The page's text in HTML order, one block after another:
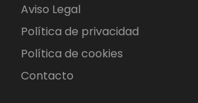
Aviso Legal
Política de privacidad
Política de cookies
Contacto